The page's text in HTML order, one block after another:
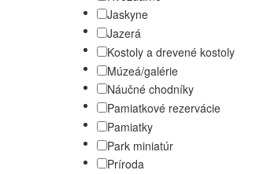
Jaskyne
Jazerá
Kostoly a drevené kostoly
Múzeá/galérie
Náučné chodníky
Pamiatkové rezervácie
Pamiatky
Park miniatúr
Príroda